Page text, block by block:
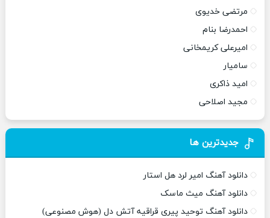
مرتضی خدیوی
احمدرضا بنام
امیرعلی کریمخانی
سامیار
امید ذاکری
مجید اصلاحی
جدیدترین ها
دانلود آهنگ امیر لرد هل استار
دانلود آهنگ میث ماسک
دانلود آهنگ توحید پیری قراقیه آتش دل (هوش مصنوعی)